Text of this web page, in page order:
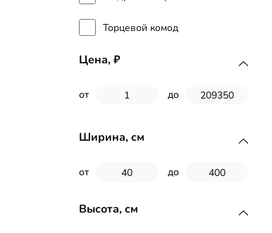
Торцевой комод
Цена,
от до
Ширина, см
от до
Высота, см